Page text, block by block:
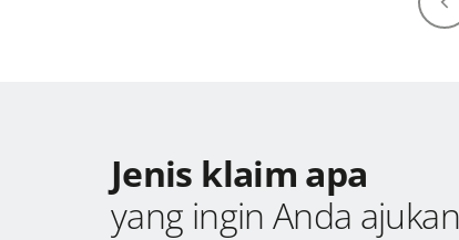
Jenis klaim apa
yang ingin Anda